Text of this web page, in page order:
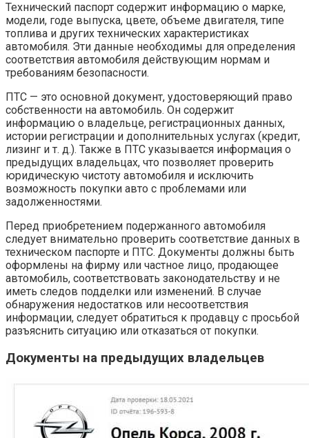
Технический паспорт содержит информацию о марке,
модели, годе выпуска, цвете, объеме двигателя, типе
топлива и других технических характеристиках
автомобиля. Эти данные необходимы для определения
соответствия автомобиля действующим нормам и
требованиям безопасности.
ПТС — это основной документ, удостоверяющий право
собственности на автомобиль. Он содержит
информацию о владельце, регистрационных данных,
истории регистрации и дополнительных услугах (кредит,
лизинг и т. д.). Также в ПТС указывается информация о
предыдущих владельцах, что позволяет проверить
юридическую чистоту автомобиля и исключить
возможность покупки авто с проблемами или
задолженностями.
Перед приобретением подержанного автомобиля
следует внимательно проверить соответствие данных в
техническом паспорте и ПТС. Документы должны быть
оформлены на фирму или частное лицо, продающее
автомобиль, соответствовать законодательству и не
иметь следов подделки или изменений. В случае
обнаружения недостатков или несоответствия
информации, следует обратиться к продавцу с просьбой
разъяснить ситуацию или отказаться от покупки.
Документы на предыдущих владельцев